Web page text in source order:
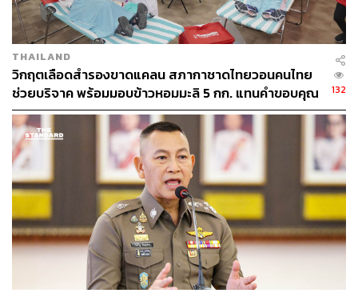
ดังนั้น เป้าหมายของการทำ Merchandise จึงไม่ได้อยู่ที่ยอด
ขายเป็นหลัก แต่คือการเข้าสู่ไฟล์สไลด์ของผู้บริโภคผ่านทาง
เสื้อผ้า โดยมีเป้าหมายเป็นกลุ่มคนรุ่นใหม่ที่มีอายุ 20 ปีขึ้นไป
ซึ่งในครั้งนี้นอกจากในกรุงเทพฯ แล้ว ยังได้วางขายผ่าน Pop-
Up Store ทั้ง 12 แห่งทั่วประเทศ เช่น เชียงใหม่, อุดรธานี และ
ชลบุรี เป็นต้น โดยจะไปหมุนเวียนตั้งอยู่ในผับและบาร์แห่งละ
4-5 วัน
แคมเปญใหญ่ปลายปีนี้ใช้งบมากกว่าปี 2561 จำนวน 2.5 เท่า
เป้าหมายไม่ได้อยู่ที่ยอดขายเป็นหลัก เพราะหวังผลสร้าง
แบรนด์ในระยะยาว แคมเปญนี้จึงต้องเข้าถึงผู้บริโภคกลุ่มเป้า
หมายอย่างน้อย 15 ล้านคนทั่วประเทศ จากปีก่อนได้ 9 ล้าน
คน และได้ตั้งเป้าการเติบโตในช่วงปลายปีไตรมาสสุดท้ายที่
15% เมื่อเทียบกับช่วงเดียวกันของปีที่แล้ว
THAILAND
วิกฤตเลือดสำรองขาดแคลน สภากาชาดไทยวอนคนไทย
ช่วยบริจาค พร้อมมอบข้าวหอมมะลิ 5 กก. แทนคำขอบคุณ
132